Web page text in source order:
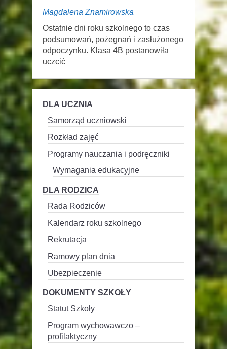
Magdalena Znamirowska
Ostatnie dni roku szkolnego to czas
podsumowań, pożegnań i zasłużonego
odpoczynku. Klasa 4B postanowiła
uczcić
DLA UCZNIA
Samorząd uczniowski
Rozkład zajęć
Programy nauczania i podręczniki
Wymagania edukacyjne
DLA RODZICA
Rada Rodziców
Kalendarz roku szkolnego
Rekrutacja
Ramowy plan dnia
Ubezpieczenie
DOKUMENTY SZKOŁY
Statut Szkoły
Program wychowawczo –
profilaktyczny